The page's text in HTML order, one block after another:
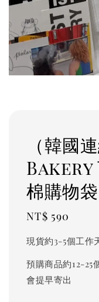
（韓
Bakery
棉購物袋
Regular
NT$ 590
現貨約3-5個工作
預購商品約12-25
會提早寄出